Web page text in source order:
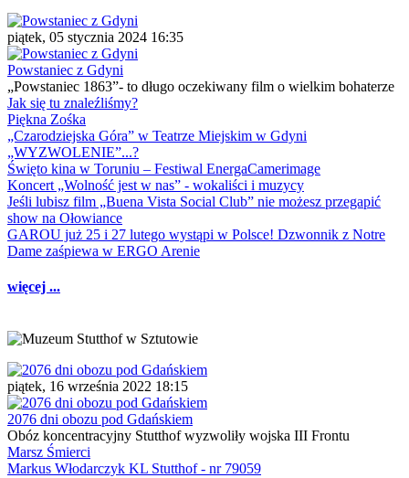
piątek, 05 stycznia 2024 16:35
Powstaniec z Gdyni
„Powstaniec 1863”- to długo oczekiwany film o wielkim bohaterze
Jak się tu znaleźliśmy?
Piękna Zośka
„Czarodziejska Góra” w Teatrze Miejskim w Gdyni
„WYZWOLENIE”...?
Święto kina w Toruniu – Festiwal EnergaCamerimage
Koncert „Wolność jest w nas” - wokaliści i muzycy
Jeśli lubisz film „Buena Vista Social Club” nie możesz przegapić
show na Ołowiance
GAROU już 25 i 27 lutego wystąpi w Polsce! Dzwonnik z Notre
Dame zaśpiewa w ERGO Arenie
więcej ...
piątek, 16 września 2022 18:15
2076 dni obozu pod Gdańskiem
Obóz koncentracyjny Stutthof wyzwoliły wojska III Frontu
Marsz Śmierci
Markus Włodarczyk KL Stutthof - nr 79059